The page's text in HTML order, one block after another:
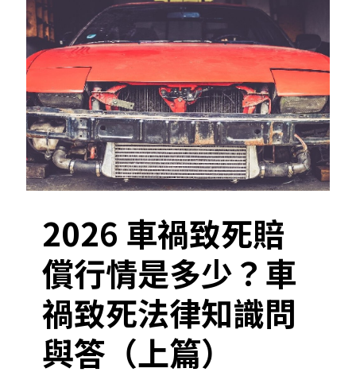
2026 車禍致死賠
償行情是多少？車
禍致死法律知識問
與答（上篇）